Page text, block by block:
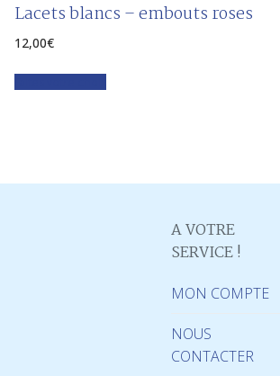
Lacets blancs – embouts roses
12,00€
A VOTRE
SERVICE !
MON COMPTE
NOUS
CONTACTER